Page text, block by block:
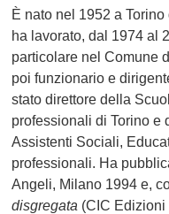
È nato nel 1952 a
ha lavorato, dal 1974 al
particolare nel Comune
poi funzionario e
stato direttore della
professionali di Torino e
Assistenti Sociali,
professionali. Ha
Angeli, Milano 1994 e,
disgregata (CIC Edizioni